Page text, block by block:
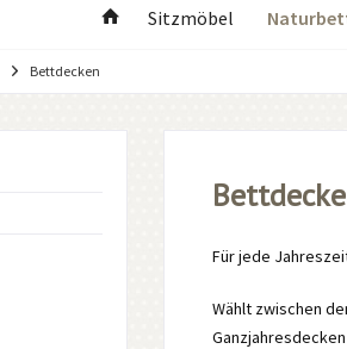
Sitzmöbel
Bettdecken
Für jede
Wählt zwischen